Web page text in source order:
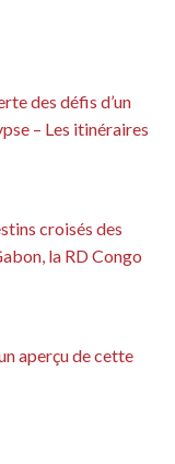
des défis d’un
– Les itinéraires
croisés des
la RD Congo
aperçu de cette